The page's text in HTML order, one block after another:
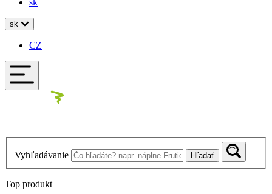
sk
sk
CZ
Vyhľadávanie Hľadať
Top produkt